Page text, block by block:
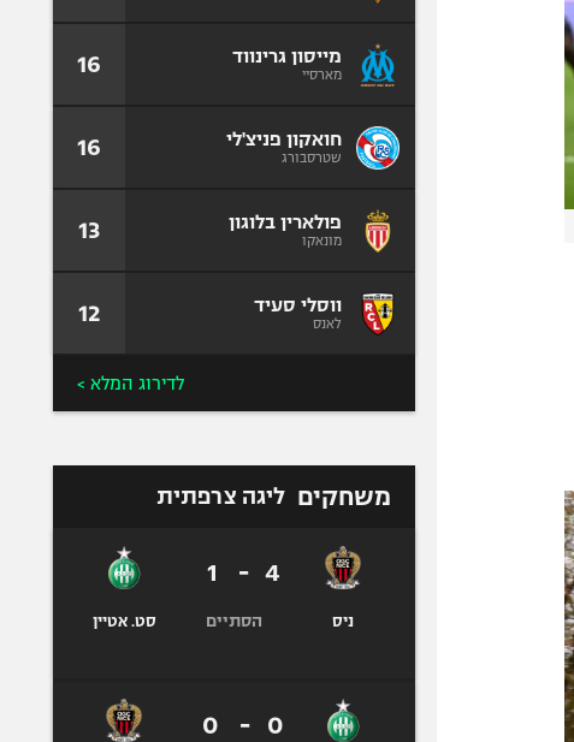
מייסון גרינווד
מארסיי 16
חואקון פניצ'לי
שטרסבורג 16
פולארין בלוגון
מונאקו 13
ווסלי סעיד
לאנס 12
לדירוג המלא >
משחקים ליגה צרפתית
ניס
4
-
1
הסתיים סט. אטיין
0
-
0